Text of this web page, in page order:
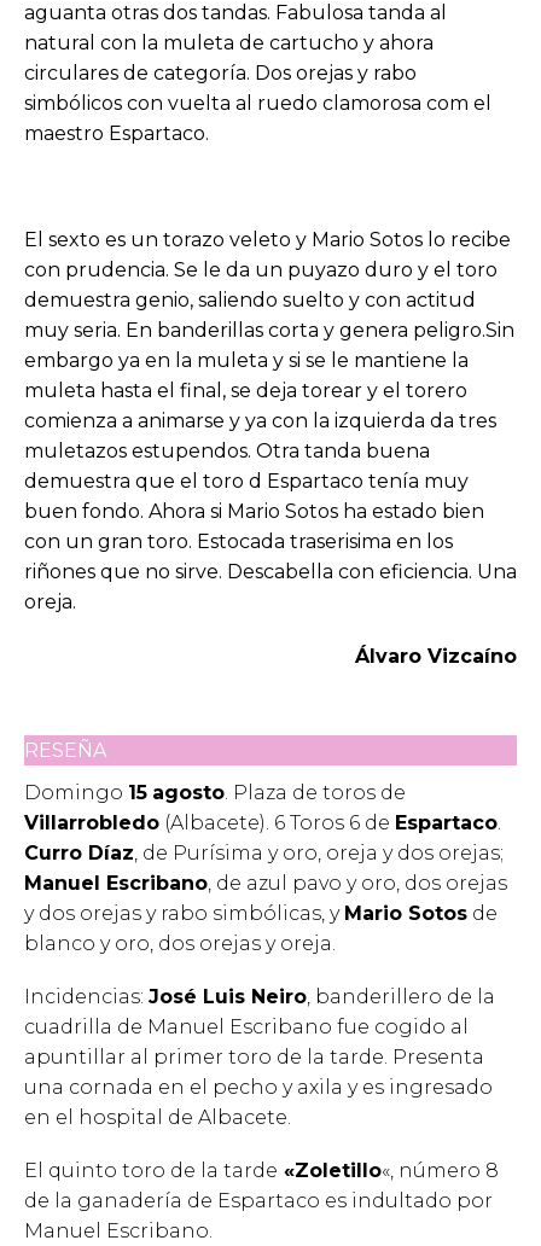
aguanta otras dos tandas. Fabulosa tanda al
natural con la muleta de cartucho y ahora
circulares de categoría. Dos orejas y rabo
simbólicos con vuelta al ruedo clamorosa com el
maestro Espartaco.
El sexto es un torazo veleto y Mario Sotos lo recibe
con prudencia. Se le da un puyazo duro y el toro
demuestra genio, saliendo suelto y con actitud
muy seria. En banderillas corta y genera peligro.Sin
embargo ya en la muleta y si se le mantiene la
muleta hasta el final, se deja torear y el torero
comienza a animarse y ya con la izquierda da tres
muletazos estupendos. Otra tanda buena
demuestra que el toro d Espartaco tenía muy
buen fondo. Ahora si Mario Sotos ha estado bien
con un gran toro. Estocada traserisima en los
riñones que no sirve. Descabella con eficiencia. Una
oreja.
Álvaro Vizcaíno
RESEÑA
Domingo 15 agosto. Plaza de toros de
Villarrobledo (Albacete). 6 Toros 6 de Espartaco.
Curro Díaz, de Purísima y oro, oreja y dos orejas;
Manuel Escribano, de azul pavo y oro, dos orejas
y dos orejas y rabo simbólicas, y Mario Sotos de
blanco y oro, dos orejas y oreja.
Incidencias: José Luis Neiro, banderillero de la
cuadrilla de Manuel Escribano fue cogido al
apuntillar al primer toro de la tarde. Presenta
una cornada en el pecho y axila y es ingresado
en el hospital de Albacete.
El quinto toro de la tarde «Zoletillo«, número 8
de la ganadería de Espartaco es indultado por
Manuel Escribano.